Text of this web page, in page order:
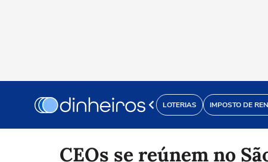
LOTERIAS IMPOSTO DE
CEOs se reúnem no